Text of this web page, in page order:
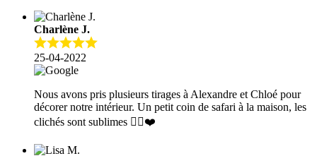
Charlène J.
25-04-2022
Nous avons pris plusieurs tirages à Alexandre et Chloé pour
décorer notre intérieur. Un petit coin de safari à la maison, les
clichés sont sublimes 👍🏼❤️